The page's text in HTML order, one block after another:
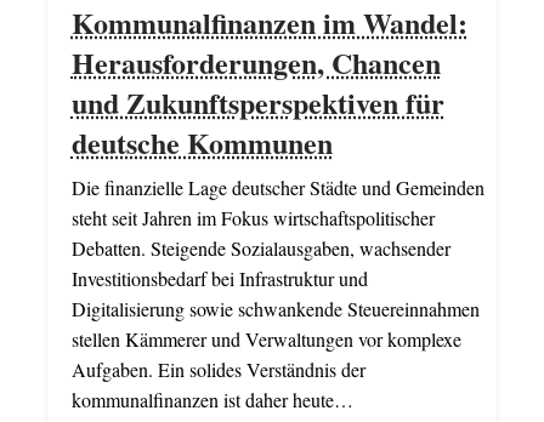
Kommunalfinanzen im Wandel:
Herausforderungen, Chancen
und Zukunftsperspektiven für
deutsche Kommunen
Die finanzielle Lage deutscher Städte und Gemeinden
steht seit Jahren im Fokus wirtschaftspolitischer
Debatten. Steigende Sozialausgaben, wachsender
Investitionsbedarf bei Infrastruktur und
Digitalisierung sowie schwankende Steuereinnahmen
stellen Kämmerer und Verwaltungen vor komplexe
Aufgaben. Ein solides Verständnis der
kommunalfinanzen ist daher heute…